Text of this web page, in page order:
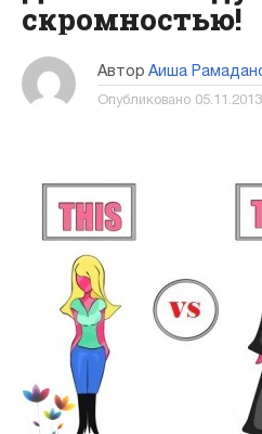
скромностью!
Автор Аиша
Опубликовано 05.11.2013